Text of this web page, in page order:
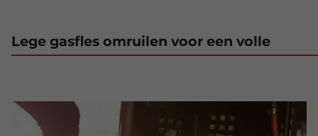
Lege gasfles omruilen voor een volle